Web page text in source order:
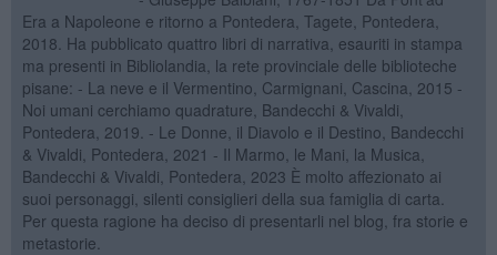
Era a Napoleone e ritorno a Pontedera, Tagete, Pontedera,
2018. Ha pubblicato quattro libri di narrativa, esauriti in stampa
ma presenti in Bibliolandia, la rete provinciale delle biblioteche
pisane: - La neve e il Vermentino, Carmignani, Cascina, 2015 -
Noi umani cerchiamo quadrature, Bandecchi & Vivaldi,
Pontedera, 2019. - Le Donne, il Diavolo e il Destino, Bandecchi
& Vivaldi, Pontedera, 2021 - Il Marmo, le Mani, la Musica,
Bandecchi & Vivaldi, Pontedera, 2023 È molto affezionato ai
suoi personaggi, silenti consiglieri della sua famiglia di carta.
Per questa ragione ha deciso di presentarli nel blog, fra storie e
metastorie.